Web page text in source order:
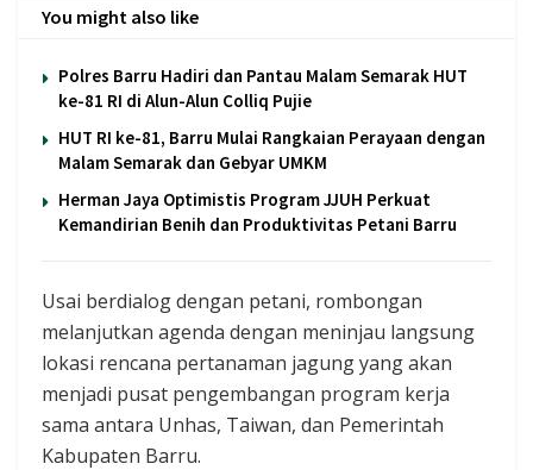
You might also like
Polres Barru Hadiri dan Pantau Malam Semarak HUT
ke-81 RI di Alun-Alun Colliq Pujie
HUT RI ke-81, Barru Mulai Rangkaian Perayaan dengan
Malam Semarak dan Gebyar UMKM
Herman Jaya Optimistis Program JJUH Perkuat
Kemandirian Benih dan Produktivitas Petani Barru
Usai berdialog dengan petani, rombongan
melanjutkan agenda dengan meninjau langsung
lokasi rencana pertanaman jagung yang akan
menjadi pusat pengembangan program kerja
sama antara Unhas, Taiwan, dan Pemerintah
Kabupaten Barru.